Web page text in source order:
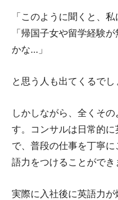
「このように聞くと、
「帰国子女や留学経験
かな…」
と思う人も出てくるでし
しかしながら、全くそ
す。コンサルは日常的
で、普段の仕事を丁寧
語力をつけることができ
実際に入社後に英語力